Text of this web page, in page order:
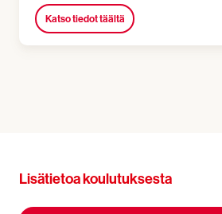
Katso tiedot täältä
Lisätietoa koulutuksesta